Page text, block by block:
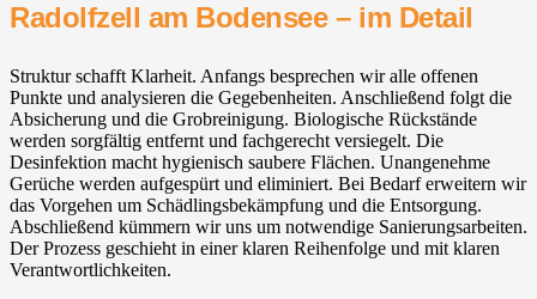
Radolfzell am Bodensee – im Detail
Struktur schafft Klarheit. Anfangs besprechen wir alle offenen
Punkte und analysieren die Gegebenheiten. Anschließend folgt die
Absicherung und die Grobreinigung. Biologische Rückstände
werden sorgfältig entfernt und fachgerecht versiegelt. Die
Desinfektion macht hygienisch saubere Flächen. Unangenehme
Gerüche werden aufgespürt und eliminiert. Bei Bedarf erweitern wir
das Vorgehen um Schädlingsbekämpfung und die Entsorgung.
Abschließend kümmern wir uns um notwendige Sanierungsarbeiten.
Der Prozess geschieht in einer klaren Reihenfolge und mit klaren
Verantwortlichkeiten.